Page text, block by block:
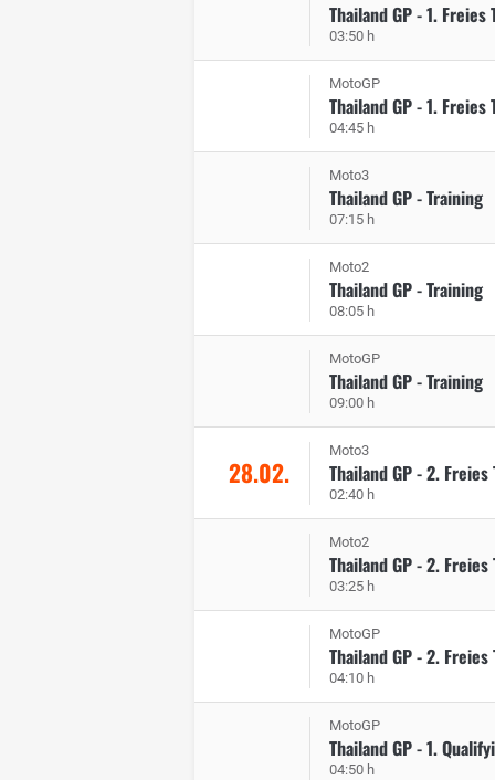
Thailand GP - 1. Freies
03:50 h
MotoGP
Thailand GP - 1. Freies
04:45 h
Moto3
Thailand GP - Training
07:15 h
Moto2
Thailand GP - Training
08:05 h
MotoGP
Thailand GP - Training
09:00 h
28.02.
Moto3
Thailand GP - 2. Freies
02:40 h
Moto2
Thailand GP - 2. Freies
03:25 h
MotoGP
Thailand GP - 2. Freies
04:10 h
MotoGP
Thailand GP - 1.
04:50 h